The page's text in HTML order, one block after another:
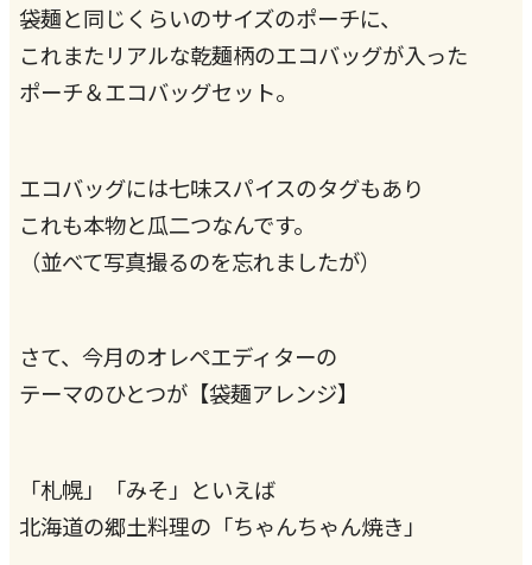
袋麺と同じくらいのサイズのポーチに、
これまたリアルな乾麺柄のエコバッグが入った
ポーチ＆エコバッグセット。
エコバッグには七味スパイスのタグもあり
これも本物と瓜二つなんです。
（並べて写真撮るのを忘れましたが）
さて、今月のオレペエディターの
テーマのひとつが【袋麺アレンジ】
「札幌」「みそ」といえば
北海道の郷土料理の「ちゃんちゃん焼き」